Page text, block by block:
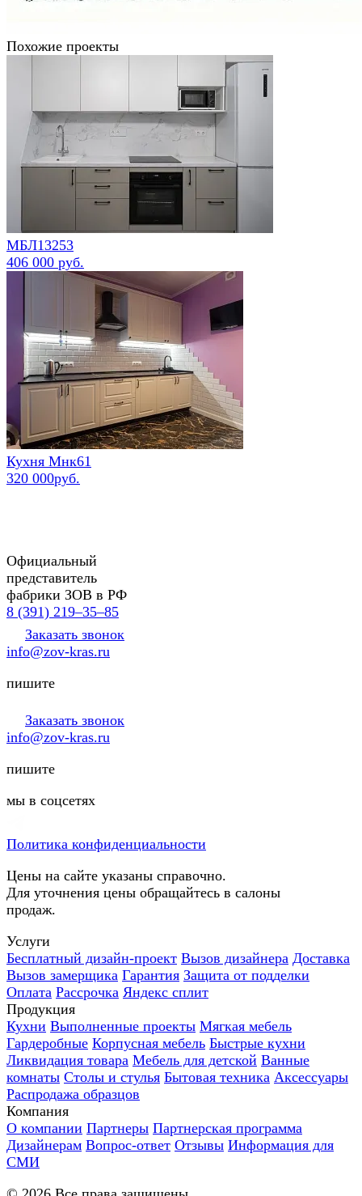
Похожие проекты
МБЛ13253
406 000 руб.
Кухня Мнк61
320 000руб.
Официальный
представитель
фабрики ЗОВ в РФ
8 (391) 219‒35‒85
Заказать звонок
info@zov-kras.ru
пишите
Заказать звонок
info@zov-kras.ru
пишите
мы в соцсетях
Политика конфиденциальности
Цены на сайте указаны справочно.
Для уточнения цены обращайтесь в салоны
продаж.
Услуги
Бесплатный дизайн-проект Вызов дизайнера Доставка
Вызов замерщика Гарантия Защита от подделки
Оплата Рассрочка Яндекс сплит
Продукция
Кухни Выполненные проекты Мягкая мебель
Гардеробные Корпусная мебель Быстрые кухни
Ликвидация товара Мебель для детской Ванные
комнаты Столы и стулья Бытовая техника Аксессуары
Распродажа образцов
Компания
О компании Партнеры Партнерская программа
Дизайнерам Вопрос-ответ Отзывы Информация для
СМИ